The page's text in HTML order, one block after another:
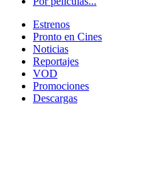
Estrenos
Pronto en Cines
Noticias
Reportajes
VOD
Promociones
Descargas